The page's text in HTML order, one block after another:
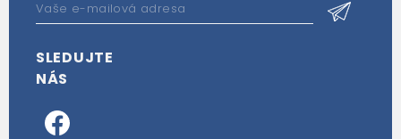
SLEDUJTE
NÁS